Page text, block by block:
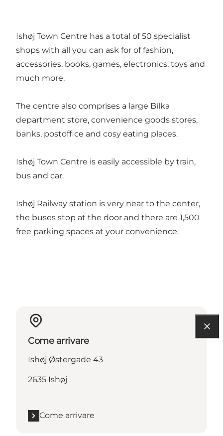
Ishøj Town Centre has a total of 50 specialist
shops with all you can ask for of fashion,
accessories, books, games, electronics, toys and
much more.
The centre also comprises a large Bilka
department store, convenience goods stores,
banks, postoffice and cosy eating places.
Ishøj Town Centre is easily accessible by train,
bus and car.
Ishøj Railway station is very near to the center,
the buses stop at the door and there are 1,500
free parking spaces at your convenience.
Come arrivare
Ishøj Østergade 43
2635 Ishøj
Come arrivare